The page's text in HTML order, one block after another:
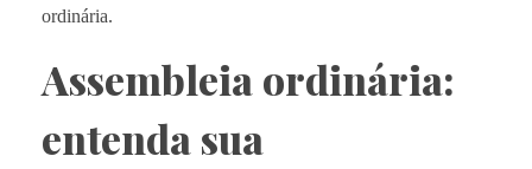
ordinária.
Assembleia ordinária:
entenda sua